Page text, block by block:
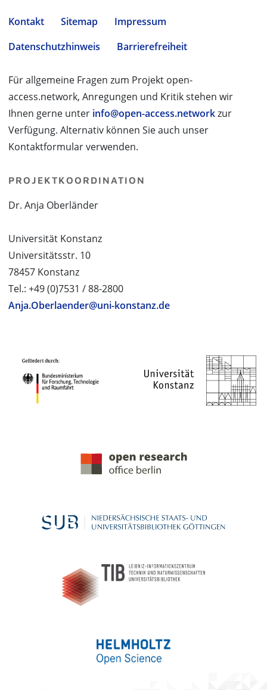
Kontakt Sitemap
Impressum
Datenschutzhinweis
Barrierefreiheit
Für allgemeine Fragen zum Projekt open-
access.network, Anregungen und Kritik stehen wir
Ihnen gerne unter info@open-access.networkzur
Verfügung. Alternativ können Sie auch unser
Kontaktformular verwenden.
PROJEKTKOORDINATION
Dr. Anja Oberländer
Universität Konstanz
Universitätsstr. 10
78457 Konstanz
Tel.: +49 (0)7531 / 88-2800
Anja.Oberlaender@uni-konstanz.de